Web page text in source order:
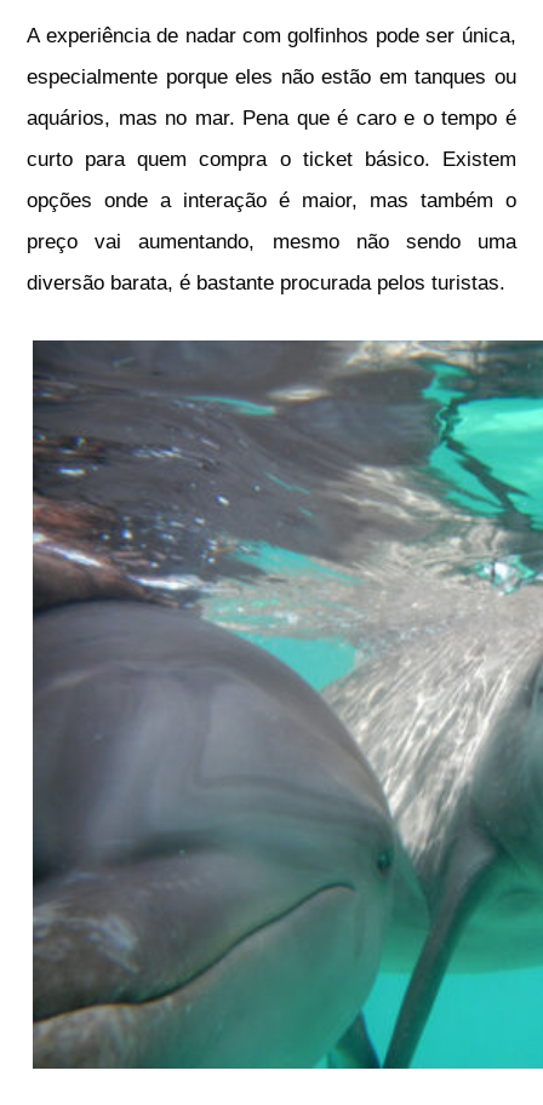
A experiência de nadar com golfinhos pode ser única,
especialmente porque eles não estão em tanques ou
aquários, mas no mar. Pena que é caro e o tempo é
curto para quem compra o ticket básico. Existem
opções onde a interação é maior, mas também o
preço vai aumentando, mesmo não sendo uma
diversão barata, é bastante procurada pelos turistas.